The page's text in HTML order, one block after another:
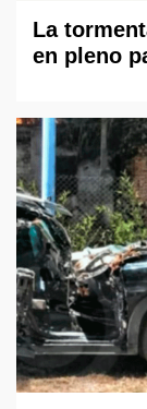
La
en pleno